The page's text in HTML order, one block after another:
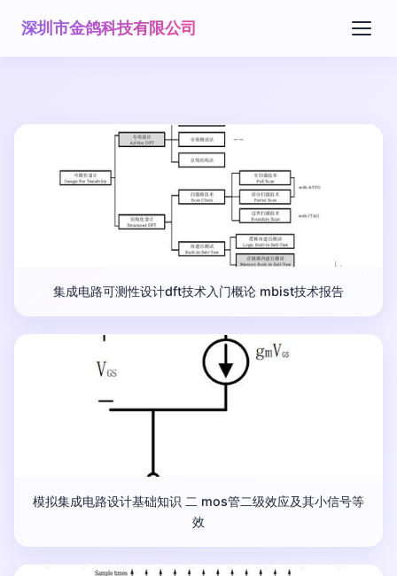
深圳市金鸽科技有限公司
集成电路可测性设计dft技术入门概论 mbist技术报告
模拟集成电路设计基础知识 二 mos管二级效应及其小信号等
效